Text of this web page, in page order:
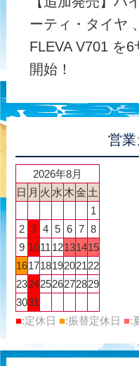
ーティ・タイヤ
FLEVA V701 を
開始！
営
2026年8月
日 月 火 水 木金 土
1
2 3 4 5 6 7 8
9 1011 12131415
16171819202122
23242526272829
3031
■:定休日 ■:振替定休日 ■: